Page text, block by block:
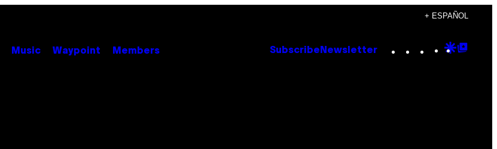
+ ESPAÑOL
Music Waypoint Members Subscribe Newsletter Instagram
TikTok
YouTube
Google